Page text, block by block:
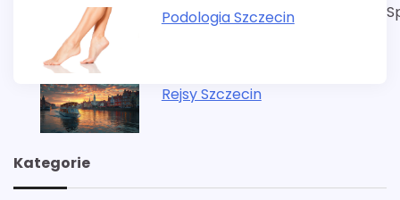
Podologia Szczecin
Rejsy Szczecin
Kategorie